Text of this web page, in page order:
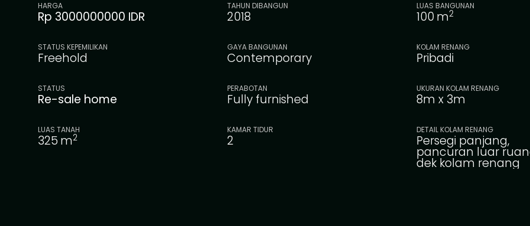
HARGA
Rp 3000000000 IDR
TAHUN DIBANGUN
2018
LUAS BANGUNAN
100 m2
STATUS KEPEMILIKAN
Freehold
GAYA BANGUNAN
Contemporary
KOLAM RENANG
Pribadi
STATUS
Re-sale home
PERABOTAN
Fully furnished
UKURAN KOLAM RENANG
8m x 3m
LUAS TANAH
325 m2
KAMAR TIDUR
2
DETAIL KOLAM RENANG
Persegi panjang,
pancuran luar
dek kolam renang